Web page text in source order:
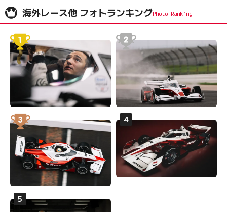
海外レース他 フォトランキング